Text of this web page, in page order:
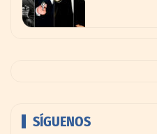
SÍGUENOS